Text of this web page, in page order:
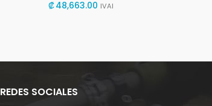
₡48,663.00 IVAI
REDES SOCIALES